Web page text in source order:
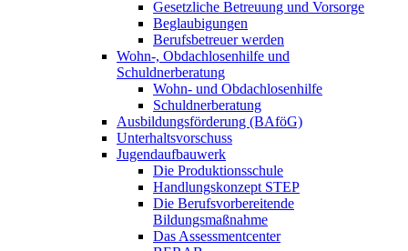
Gesetzliche Betreuung und Vorsorge
Beglaubigungen
Berufsbetreuer werden
Wohn-, Obdachlosenhilfe und
Schuldnerberatung
Wohn- und Obdachlosenhilfe
Schuldnerberatung
Ausbildungsförderung (BAföG)
Unterhaltsvorschuss
Jugendaufbauwerk
Die Produktionsschule
Handlungskonzept STEP
Die Berufsvorbereitende
Bildungsmaßnahme
Das Assessmentcenter